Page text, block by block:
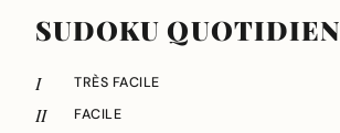
SUDOKU QUOTIDIEN
I TRÈS FACILE
II FACILE